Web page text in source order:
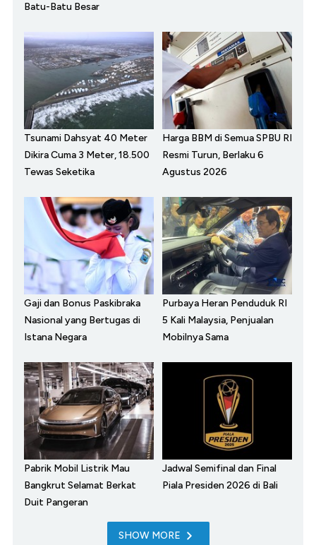
Batu-Batu Besar
Tsunami Dahsyat 40 Meter
Dikira Cuma 3 Meter, 18.500
Tewas Seketika
Harga BBM di Semua SPBU RI
Resmi Turun, Berlaku 6
Agustus 2026
Gaji dan Bonus Paskibraka
Nasional yang Bertugas di
Istana Negara
Purbaya Heran Penduduk RI
5 Kali Malaysia, Penjualan
Mobilnya Sama
Pabrik Mobil Listrik Mau
Bangkrut Selamat Berkat
Duit Pangeran
Jadwal Semifinal dan Final
Piala Presiden 2026 di Bali
SHOW MORE